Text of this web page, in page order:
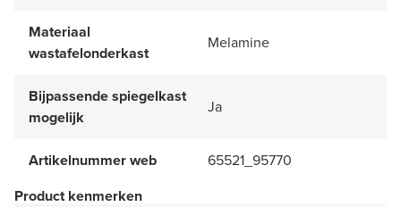
Materiaal
wastafelonderkast
Melamine
Bijpassende spiegelkast
mogelijk
Ja
Artikelnummer web
65521_95770
Product kenmerken